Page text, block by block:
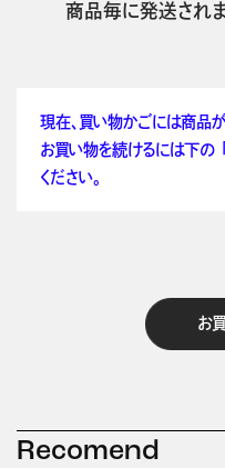
商品毎に発送され
現在、買い物かごには商品が
お買い物を続けるには下の
ください。
お
Recomend